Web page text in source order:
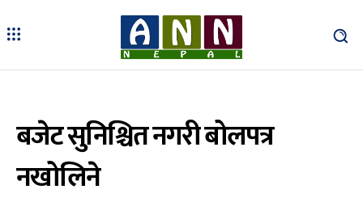
बजेट सुनिश्चित नगरी बोलपत्र
नखोलिने